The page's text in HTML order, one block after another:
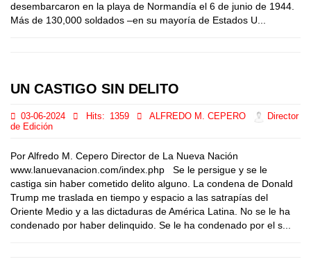
desembarcaron en la playa de Normandía el 6 de junio de 1944.
Más de 130,000 soldados –en su mayoría de Estados U...
UN CASTIGO SIN DELITO
03-06-2024 Hits: 1359 ALFREDO M. CEPERO
Director
de Edición
Por Alfredo M. Cepero Director de La Nueva Nación
www.lanuevanacion.com/index.php Se le persigue y se le
castiga sin haber cometido delito alguno. La condena de Donald
Trump me traslada en tiempo y espacio a las satrapías del
Oriente Medio y a las dictaduras de América Latina. No se le ha
condenado por haber delinquido. Se le ha condenado por el s...